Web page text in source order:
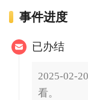
事件进度
已办结
2025-02-
看。